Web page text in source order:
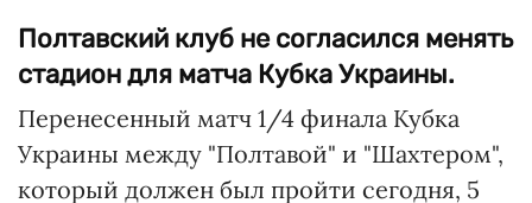
Полтавский клуб не согласился менять
стадион для матча Кубка Украины.
Перенесенный матч 1/4 финала Кубка
Украины между "Полтавой" и "Шахтером",
который должен был пройти сегодня, 5